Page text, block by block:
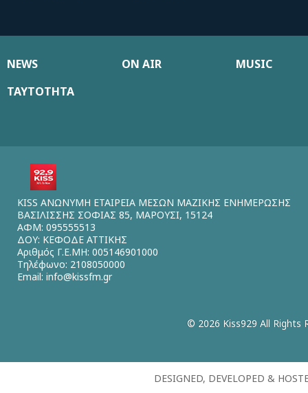
NEWS ON AIR
MUSIC
ΤΑΥΤΟΤΗΤΑ
KISS ΑΝΩΝΥΜΗ ΕΤΑΙΡΕΙΑ ΜΕΣΩΝ ΜΑΖΙΚΗΣ ΕΝΗΜΕΡΩΣΗΣ
ΒΑΣΙΛΙΣΣΗΣ ΣΟΦΙΑΣ 85, ΜΑΡΟΥΣΙ, 15124
ΑΦΜ: 095555513
ΔΟΥ: ΚΕΦΟΔΕ ΑΤΤΙΚΗΣ
Αριθμός Γ.Ε.ΜΗ: 005146901000
Τηλέφωνο: 2108050000
Email: info@kissfm.gr
© 2026 Kiss929 All Rights
DESIGNED, DEVELOPED &